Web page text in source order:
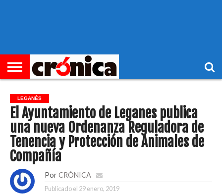
LEGANÉS
El Ayuntamiento de Leganes publica
una nueva Ordenanza Reguladora de
Tenencia y Protección de Animales de
Compañía
Por CRÓNICA
Publicado el 29 enero, 2019